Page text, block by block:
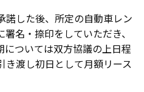
諾した後、所定の自動車レン
名・捺印をしていただき、
については双方協議の上日程
き渡し初日として月額リース